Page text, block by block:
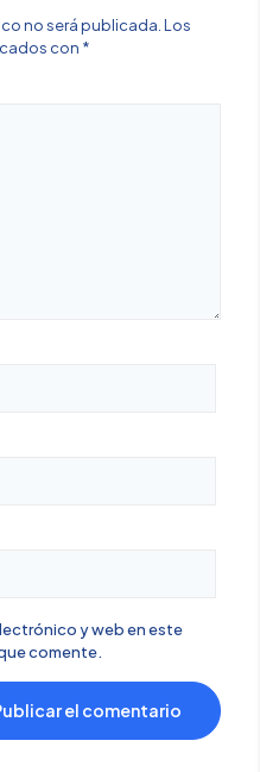
no será publicada. Los
con *
y web en este
comente.